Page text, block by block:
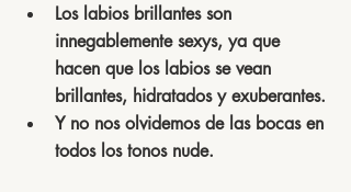
Los labios brillantes son
innegablemente sexys, ya que
hacen que los labios se vean
brillantes, hidratados y exuberantes.
Y no nos olvidemos de las bocas en
todos los tonos nude.